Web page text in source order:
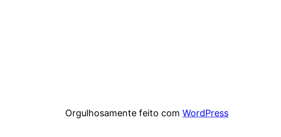
Orgulhosamente feito com WordPress